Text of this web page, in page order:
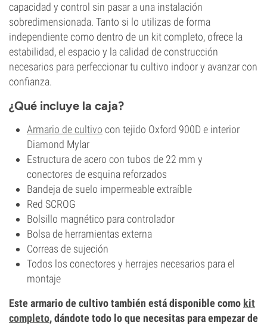
capacidad y control sin pasar a una instalación
sobredimensionada. Tanto si lo utilizas de forma
independiente como dentro de un kit completo, ofrece la
estabilidad, el espacio y la calidad de construcción
necesarios para perfeccionar tu cultivo indoor y avanzar con
confianza.
¿Qué incluye la caja?
Armario de cultivo con tejido Oxford 900D e interior
Diamond Mylar
Estructura de acero con tubos de 22 mm y
conectores de esquina reforzados
Bandeja de suelo impermeable extraíble
Red SCROG
Bolsillo magnético para controlador
Bolsa de herramientas externa
Correas de sujeción
Todos los conectores y herrajes necesarios para el
montaje
Este armario de cultivo también está disponible como kit
completo, dándote todo lo que necesitas para empezar de